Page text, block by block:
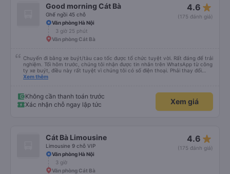
Good morning Cát Bà
Ghế ngồi 45 chỗ
4.6 star_rate
(175 đánh giá)
Văn phòng Hà Nội
3 giờ 25 phút
Văn phòng Cát Bà
Chuyến đi bằng xe buýt/tàu cao tốc được tổ chức tuyệt vời. Rất đáng để trải
nghiệm. Tối hôm trước, chúng tôi nhận được tin nhắn trên WhatsApp từ công
ty xe buýt, điều này rất tuyệt vì chúng tôi có số điện thoại. Phải thay đổi
điểm đón vì trời mưa như trút nước, nhưng họ rất thông cảm. Anh chàng lái
Cát Bà đến Hà Nội, phải xuống xe buýt, lên tàu cao tốc rồi lại lên một xe
buýt khác. Được tổ chức tốt, giao tiếp tuyệt vời, chuyến đi tuyệt vời.
Xem thêm
Không cần thanh toán trước
Xác nhận chỗ ngay lập tức
Xem giá
Cát Bà Limousine
Limousine 9 chỗ VIP
4.6 star_rate
(175 đánh giá)
Văn phòng Hà Nội
3 giờ
Văn phòng Cát Bà